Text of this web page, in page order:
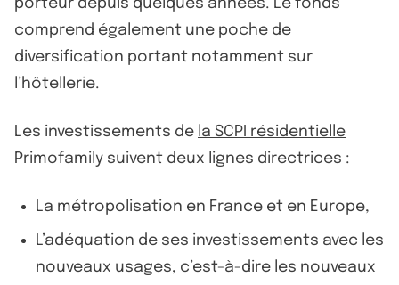
porteur depuis quelques années. Le fonds
comprend également une poche de
diversification portant notamment sur
l’hôtellerie.
Les investissements de la SCPI résidentielle
Primofamily suivent deux lignes directrices :
La métropolisation en France et en Europe,
L’adéquation de ses investissements avec les
nouveaux usages, c’est-à-dire les nouveaux